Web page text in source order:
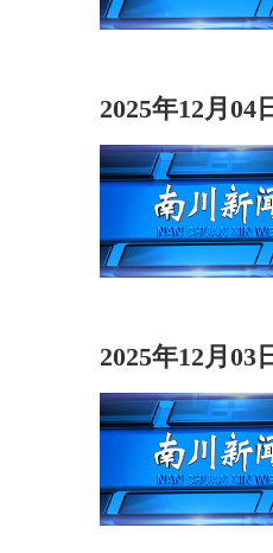
2025年12月04
2025年12月03